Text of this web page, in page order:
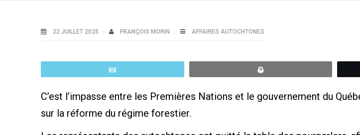
22 JUILLET 2025 FRANÇOIS MORIN AFFAIRES AUTOCHTONES
C’est l’impasse entre les Premières Nations et le gouvernement du
sur la réforme du régime forestier.